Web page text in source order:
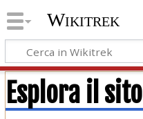
Wikitrek
Esplora il sito